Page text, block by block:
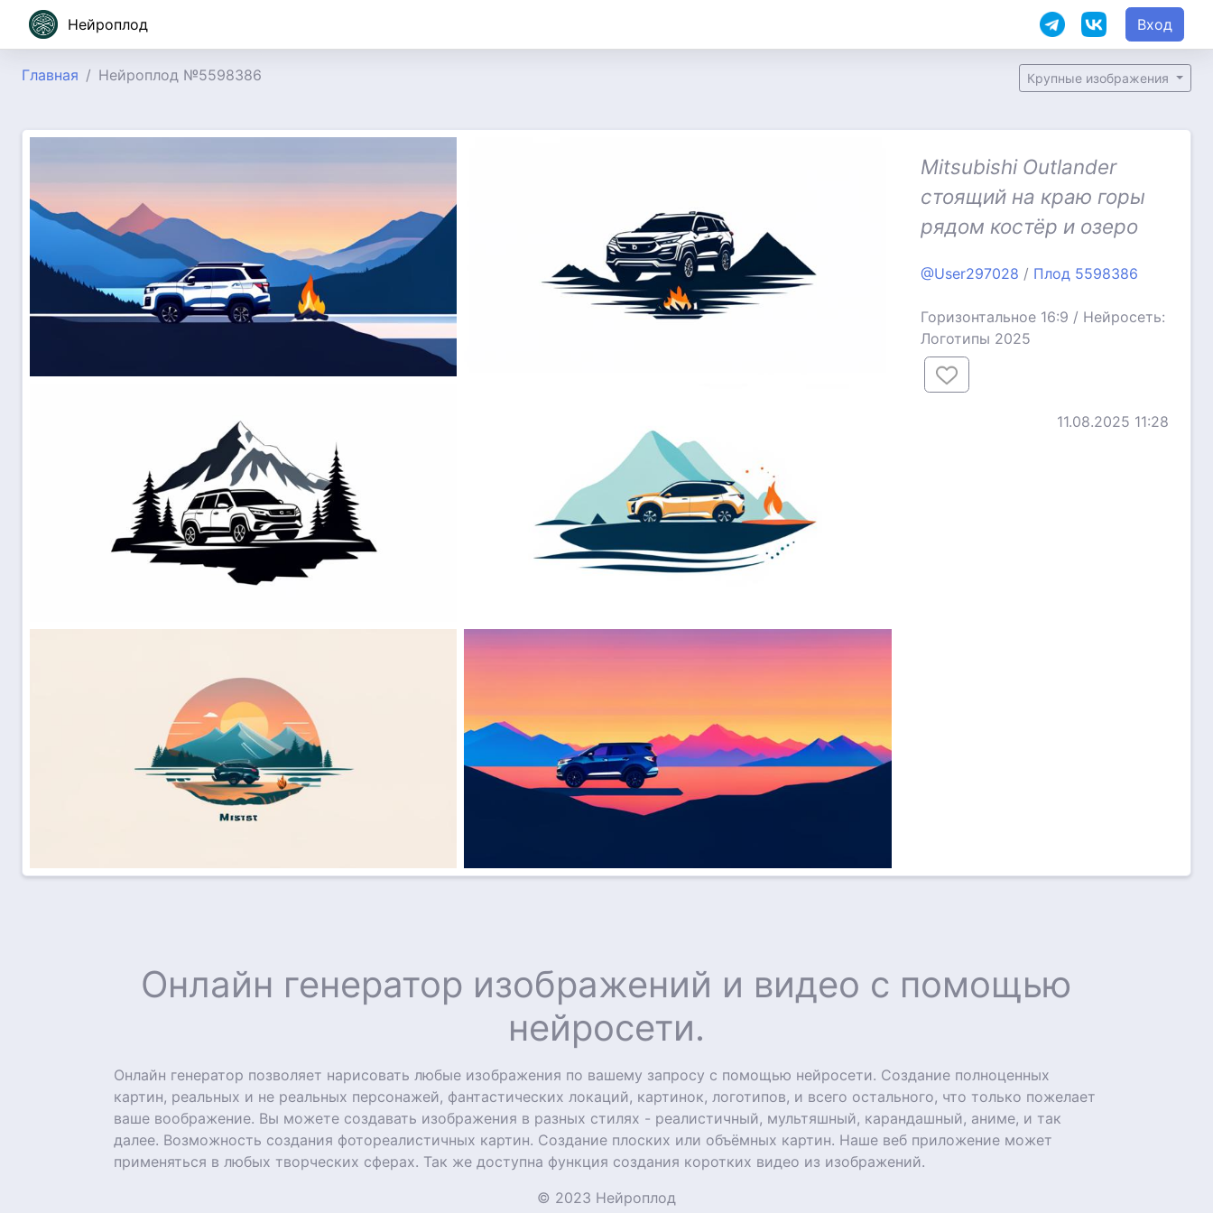
Нейроплод Вход
Главная Нейроплод №5598386 Крупные изображения
Mitsubishi Outlander
стоящий на краю горы
рядом костёр и озеро
@User297028 / Плод 5598386
Горизонтальное 16:9 / Нейросеть:
Логотипы 2025
11.08.2025 11:28
Онлайн генератор изображений и видео с помощью
нейросети.
Онлайн генератор позволяет нарисовать любые изображения по вашему запросу с помощью нейросети. Создание полноценных
картин, реальных и не реальных персонажей, фантастических локаций, картинок, логотипов, и всего остального, что только пожелает
ваше воображение. Вы можете создавать изображения в разных стилях - реалистичный, мультяшный, карандашный, аниме, и так
далее. Возможность создания фотореалистичных картин. Создание плоских или объёмных картин. Наше веб приложение может
применяться в любых творческих сферах. Так же доступна функция создания коротких видео из изображений.
© 2023 Нейроплод